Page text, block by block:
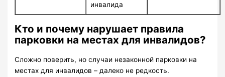
инвалида
Кто и почему нарушает правила
парковки на местах для инвалидов?
Сложно поверить, но случаи незаконной парковки на
местах для инвалидов – далеко не редкость.